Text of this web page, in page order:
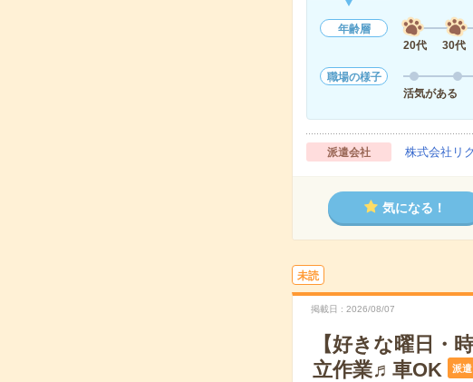
年齢層
20代
30代
職場の様子
活気がある
派遣会社 株式会社リ
気になる！
未読
掲載日 2026/08/07
【好きな曜日・
立作業♬車OK
派遣